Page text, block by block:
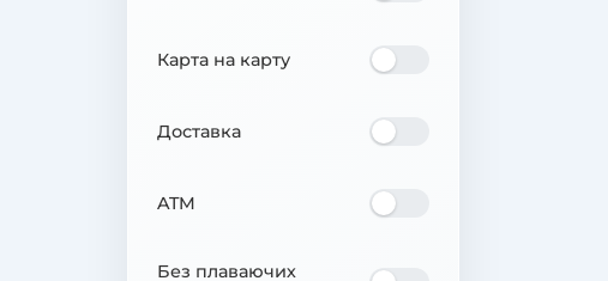
Карта на карту
Доставка
ATM
Без плаваючих